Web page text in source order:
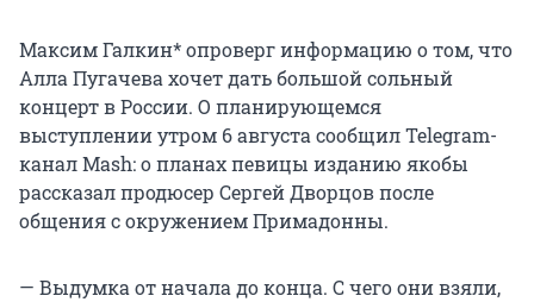
Максим Галкин* опроверг информацию о том, что
Алла Пугачева хочет дать большой сольный
концерт в России. О планирующемся
выступлении утром 6 августа сообщил Telegram-
канал Mash: о планах певицы изданию якобы
рассказал продюсер Сергей Дворцов после
общения с окружением Примадонны.
— Выдумка от начала до конца. С чего они взяли,